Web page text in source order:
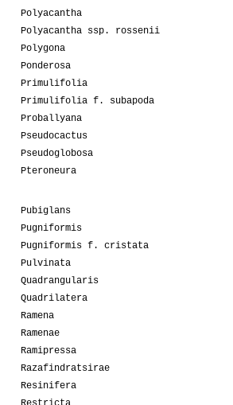
Polyacantha
Polyacantha ssp. rossenii
Polygona
Ponderosa
Primulifolia
Primulifolia f. subapoda
Proballyana
Pseudocactus
Pseudoglobosa
Pteroneura
Pubiglans
Pugniformis
Pugniformis f. cristata
Pulvinata
Quadrangularis
Quadrilatera
Ramena
Ramenae
Ramipressa
Razafindratsirae
Resinifera